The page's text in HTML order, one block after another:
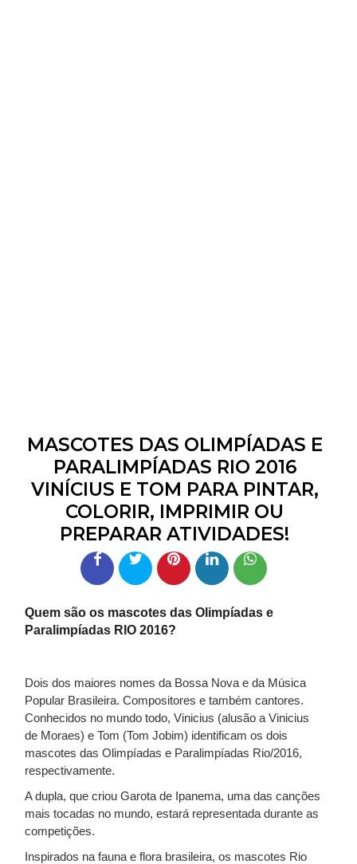
MASCOTES DAS OLIMPÍADAS E
PARALIMPÍADAS RIO 2016
VINÍCIUS E TOM PARA PINTAR,
COLORIR, IMPRIMIR OU
PREPARAR ATIVIDADES!
Quem são os mascotes das Olimpíadas e
Paralimpíadas RIO 2016?
Dois dos maiores nomes da Bossa Nova e da Música
Popular Brasileira. Compositores e também cantores.
Conhecidos no mundo todo, Vinicius (alusão a Vinicius
de Moraes) e Tom (Tom Jobim) identificam os dois
mascotes das Olimpíadas e Paralimpíadas Rio/2016,
respectivamente.
A dupla, que criou Garota de Ipanema, uma das canções
mais tocadas no mundo, estará representada durante as
competições.
Inspirados na fauna e flora brasileira, os mascotes Rio